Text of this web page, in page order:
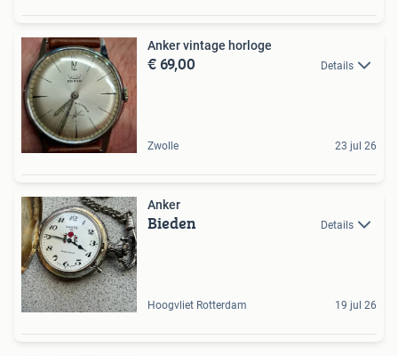
Anker vintage horloge
€ 69,00 Details
Zwolle 23 jul 26
Anker
Bieden Details
Hoogvliet Rotterdam 19 jul 26